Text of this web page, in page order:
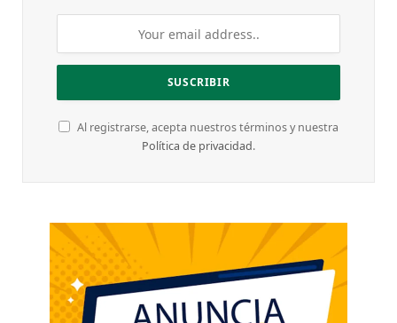
Al registrarse, acepta nuestros términos y nuestra
Política de privacidad.